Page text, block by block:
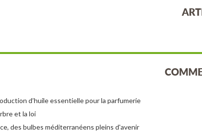
d’huile essentielle pour la parfumerie
et la loi
des bulbes méditerranéens pleins d'avenir